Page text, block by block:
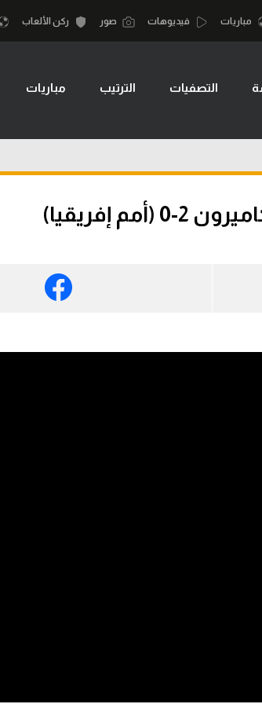
الكرة الإفريقية
سعودي في الجول
مباريات فيديوهات صور ركن الألعاب
التصفيات الترتيب مباريات
إفريقيا)